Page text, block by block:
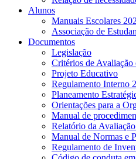
Alunos
Manuais Escolares
Associação de
Documentos
Legislação
Critérios de
Projeto Educativo
Regulamento Interno
Planeamento
Orientações para a
Manual de
Relatório da
Manual de Normas e
Regulamento de